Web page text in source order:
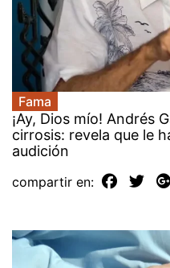
Fama
¡Ay, Dios mío! Andrés
cirrosis: revela que le
audición
compartir en: